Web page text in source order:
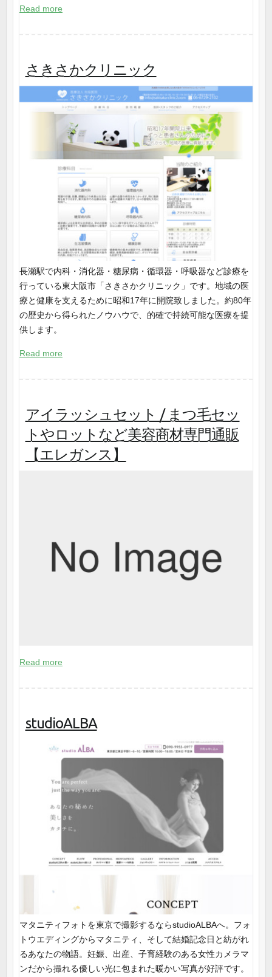
Read more
さきさかクリニック
長瀬駅で内科・消化器・糖尿病・循環器・呼吸器など診療を
行っている東大阪市「さきさかクリニック」です。地域の医
療と健康を支えるために昭和17年に開院致しました。約80年
の歴史から得られたノウハウで、的確で持続可能な医療を提
供します。
Read more
アイラッシュセット / まつ毛セッ
トやロットなど美容商材専門通販
【エレガンス】
Read more
studioALBA
マタニティフォトを東京で撮影するならstudioALBAへ。フォ
トウエディングからマタニティ、そして結婚記念日と紡がれ
るあなたの物語。妊娠、出産、子育経験のある女性カメラマ
ンだから撮れる優しい光に包まれた暖かい写真が好評です。